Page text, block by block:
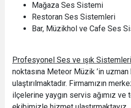
Mağaza Ses Sistemi
Restoran Ses Sistemleri
Bar, Müzikhol ve Cafe Ses
Profesyonel Ses ve ışık Sistemleri
noktasına Meteor Müzik ’in
ulaştırılmaktadır. Firmamızın
ilçelerine yaygın servis ağımız